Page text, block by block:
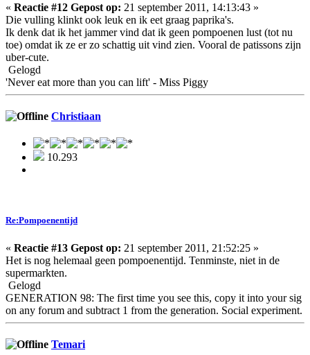
« Reactie #12 Gepost op: 21 september 2011, 14:13:43 »
Die vulling klinkt ook leuk en ik eet graag paprika's.
Ik denk dat ik het jammer vind dat ik geen pompoenen lust (tot nu
toe) omdat ik ze er zo schattig uit vind zien. Vooral de patissons zijn
uber-cute.
Gelogd
'Never eat more than you can lift' - Miss Piggy
Christiaan
10.293
Re:Pompoenentijd
« Reactie #13 Gepost op: 21 september 2011, 21:52:25 »
Het is nog helemaal geen pompoenentijd. Tenminste, niet in de
supermarkten.
Gelogd
GENERATION 98: The first time you see this, copy it into your sig
on any forum and subtract 1 from the generation. Social experiment.
Temari